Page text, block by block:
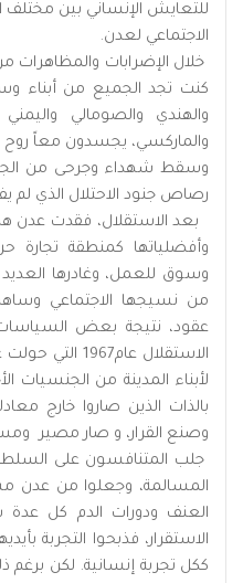
للتعايش الإنساني بين مختلف
الاجتماعي لعدن.
خلال الإضرابات والمظاهرات
كنت تجد الجميع من أبناء
والهندي والصومالي
والماركسي، يجسدون معاً روح
وسقط شهداء وجرحى من
رصاص جنود الاحتلال الذي لم
بعد الاستقلال، فقدت عدن
وأفضلياتها كمنطقة تجارة
وسوق للعمل، وغادرها
من نسيجها الاجتماعي
عقود، نتيجة بعض
الاستقلال
لأبناء المدينة من الجنسيات
بالذات الذين صاروا خارج
وصنع القرار، و صار مصير
جلب المتنافسون على السلطة،
المسالمة، وجعلوا من عدن
العنف ودورات الدم كل
الاستقرار، فذبحوا التجربة
ككل تجربة إنسانية. لكن